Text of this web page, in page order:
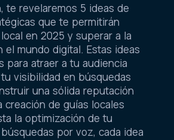
te revelaremos 5 ideas de
que te permitirán
en 2025 y superar a la
el mundo digital. Estas ideas
para atraer a tu audiencia
visibilidad en búsquedas
una sólida reputación
creación de guías locales
la optimización de tu
por voz, cada idea